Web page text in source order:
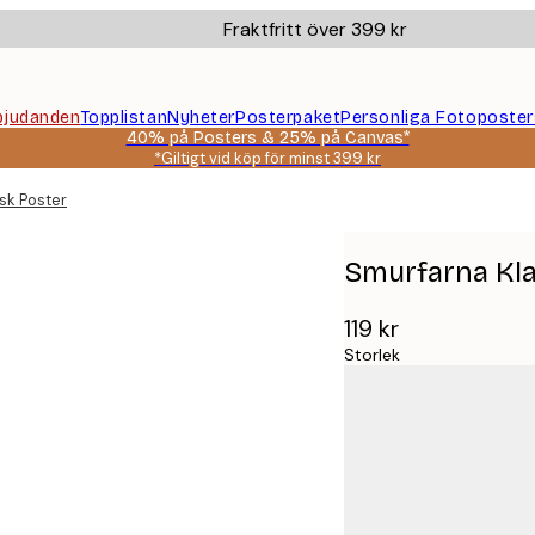
Fraktfritt över 399 kr
TopplistanNyheterPosterpaketPersonliga
40% på Posters & 25% på Canvas*
*Giltigt vid köp för minst 399 kr
Poster
Smurfarna
119 kr
Storlek